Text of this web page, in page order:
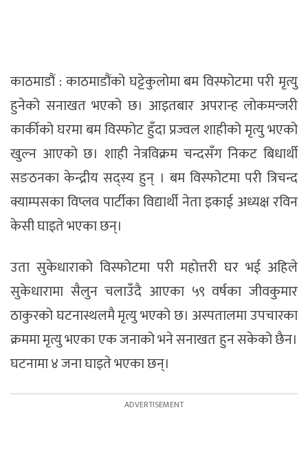
काठमाडौं : काठमाडौंको घट्टेकुलोमा बम विस्फोटमा परी मृत्यु
हुनेको सनाखत भएको छ। आइतबार अपरान्ह लोकमन्जरी
कार्कीको घरमा बम विस्फोट हुँदा प्रज्वल शाहीको मृत्यु भएको
खुल्न आएको छ। शाही नेत्रविक्रम चन्दसँग निकट बिधार्थी
सङठनका केन्द्रीय सद्स्य हुन् । बम विस्फोटमा परी त्रिचन्द
क्याम्पसका विप्लव पार्टीका विद्यार्थी नेता इकाई अध्यक्ष रविन
केसी घाइते भएका छन्।
उता सुकेधाराको विस्फोटमा परी महोत्तरी घर भई अहिले
सुकेधारामा सैलुन चलाउँदै आएका ५९ वर्षका जीवकुमार
ठाकुरको घटनास्थलमै मृत्यु भएको छ। अस्पतालमा उपचारका
क्रममा मृत्यु भएका एक जनाको भने सनाखत हुन सकेको छैन।
घटनामा ४ जना घाइते भएका छन्।